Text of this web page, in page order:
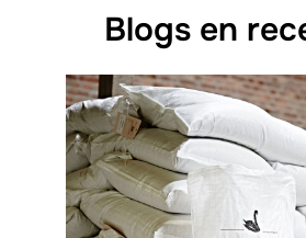
Blogs en